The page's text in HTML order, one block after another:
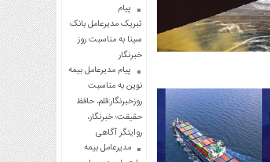
پیام
تبریک مدیرعامل بانک
سینا به مناسبت روز
خبرنگار
پیام مدیرعامل بیمه
نوین به مناسبت
روزخبرنگار:قلم، حافظ
حقیقت؛ خبرنگار،
روایتگر آگاهی
مدیرعامل بیمه